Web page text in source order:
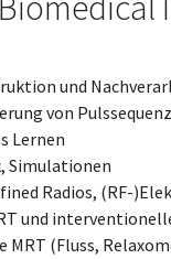
und
von
Lernen
Simulationen
Radios, (RF-
und
MRT (Fluss,